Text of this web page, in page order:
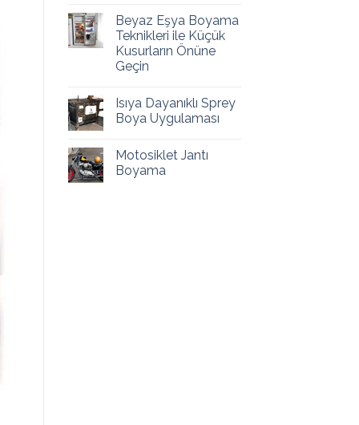
Beyaz Eşya Boyama
Teknikleri ile Küçük
Kusurların Önüne
Geçin
Isıya Dayanıklı Sprey
Boya Uygulaması
Motosiklet Jantı
Boyama